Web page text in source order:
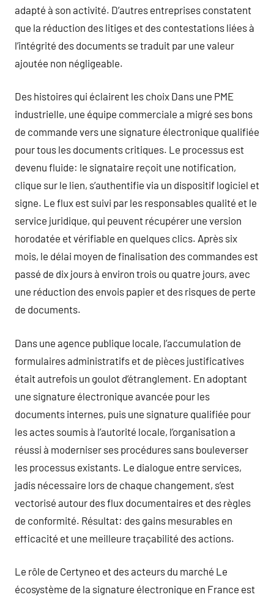
adapté à son activité. D’autres entreprises constatent
que la réduction des litiges et des contestations liées à
l’intégrité des documents se traduit par une valeur
ajoutée non négligeable.
Des histoires qui éclairent les choix Dans une PME
industrielle, une équipe commerciale a migré ses bons
de commande vers une signature électronique qualifiée
pour tous les documents critiques. Le processus est
devenu fluide: le signataire reçoit une notification,
clique sur le lien, s’authentifie via un dispositif logiciel et
signe. Le flux est suivi par les responsables qualité et le
service juridique, qui peuvent récupérer une version
horodatée et vérifiable en quelques clics. Après six
mois, le délai moyen de finalisation des commandes est
passé de dix jours à environ trois ou quatre jours, avec
une réduction des envois papier et des risques de perte
de documents.
Dans une agence publique locale, l’accumulation de
formulaires administratifs et de pièces justificatives
était autrefois un goulot d’étranglement. En adoptant
une signature électronique avancée pour les
documents internes, puis une signature qualifiée pour
les actes soumis à l’autorité locale, l’organisation a
réussi à moderniser ses procédures sans bouleverser
les processus existants. Le dialogue entre services,
jadis nécessaire lors de chaque changement, s’est
vectorisé autour des flux documentaires et des règles
de conformité. Résultat: des gains mesurables en
efficacité et une meilleure traçabilité des actions.
Le rôle de Certyneo et des acteurs du marché Le
écosystème de la signature électronique en France est